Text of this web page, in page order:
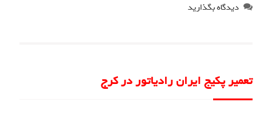
دیدگاه بگذارید
تعمیر پکیج ایران رادیاتور در کرج